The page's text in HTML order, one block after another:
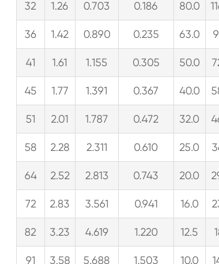
32 1.26 0.703 0.186 80.0
36 1.42 0.890 0.235 63.0
41 1.61 1.155 0.305 50.0
45 1.77 1.391 0.367 40.0
51 2.01 1.787 0.472 32.0
58 2.28 2.311 0.610 25.0
64 2.52 2.813 0.743 20.0
72 2.83 3.561 0.941 16.0
82 3.23 4.619 1.220 12.5
91 3.58 5.688 1.503 10.0